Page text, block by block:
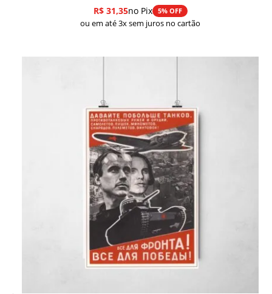
de
preço:
através
R$31,35no Pix 5% OFF
ou em até 3x sem juros no cartão